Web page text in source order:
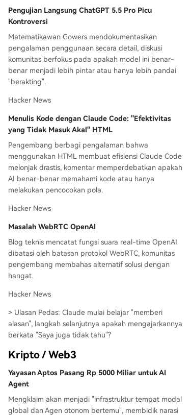
I pada tenaga kerja. **Chip & Perangkat Keras:*
* * **Intel** dan **Apple** mencapai kesepakat
an awal manufaktur chip, didorong oleh pemeri
ntahan Trump. Ini dilihat sebagai langkah kunci t
ransformasi Intel dan sinyal restrukturisasi rantai
pasok chip AS. * Empat departemen pemerintah
Tiongkok mendorong **energi nuklir dan hidrog
ngsung, meningkatkan proporsi tenaga listrik hij
au. * Dua orang didenda **450.000 yuan** kare
na menyebarkan informasi palsu tentang pesan
Pengujian Langsung ChatGPT 5.5 Pro Picu
Kontroversi
Matematikawan Gowers mendokumentasikan
pengalaman penggunaan secara detail, diskusi
komunitas berfokus pada apakah model ini benar-
benar menjadi lebih pintar atau hanya lebih pandai
"berakting".
Hacker News
Menulis Kode dengan Claude Code: "Efektivitas
yang Tidak Masuk Akal" HTML
Pengembang berbagi pengalaman bahwa
menggunakan HTML membuat efisiensi Claude Code
melonjak drastis, komentar memperdebatkan apakah
AI benar-benar memahami kode atau hanya
melakukan pencocokan pola.
Hacker News
Masalah WebRTC OpenAI
Blog teknis mencatat fungsi suara real-time OpenAI
dibatasi oleh batasan protokol WebRTC, komunitas
pengembang membahas alternatif solusi dengan
hangat.
Hacker News
> Ulasan Pedas: Claude mulai belajar "memberi
alasan", langkah selanjutnya apakah mengajarkannya
berkata "Saya juga tidak tahu"?
Kripto / Web3
Yayasan Aptos Pasang Rp 5000 Miliar untuk AI
Agent
Mengklaim akan menjadi "infrastruktur tempat modal
global dan Agen otonom bertemu", membidik narasi